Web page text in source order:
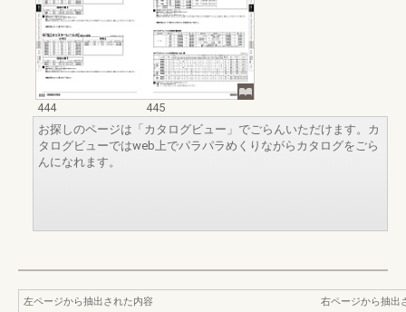
444
445
お探しのページは「カタログビュー」でごらんいただけます。カ
タログビューではweb上でパラパラめくりながらカタログをごら
んになれます。
左ページから抽出された内容
右ページから抽出